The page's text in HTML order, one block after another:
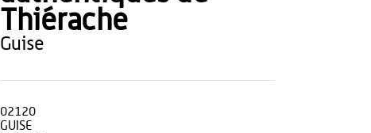
Thiérache
guise
02120
GUISE